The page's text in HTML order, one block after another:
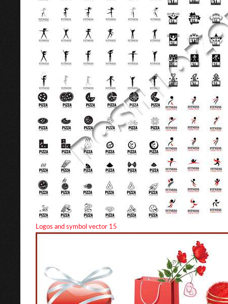
Logos and symbol vector 15